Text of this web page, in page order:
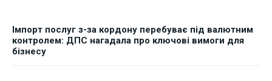
Імпорт послуг з-за кордону перебуває під валютним
контролем: ДПС нагадала про ключові вимоги для
бізнесу